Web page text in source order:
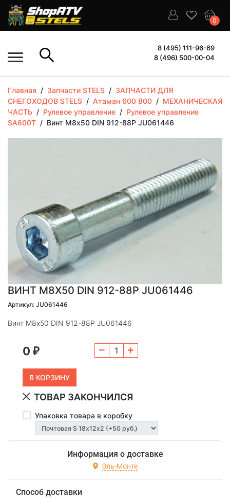
0
8 (495) 111-96-69
8 (496) 500-00-04
Главная / Запчасти STELS / ЗАПЧАСТИ ДЛЯ
СНЕГОХОДОВ STELS / Атаман 600 800 / МЕХАНИЧЕСКАЯ
ЧАСТЬ / Рулевое управление / Рулевое управление
SA600T / Винт М8х50 DIN 912-88P JU061446
ВИНТ М8Х50 DIN 912-88P JU061446
Артикул: JU061446
Винт М8х50 DIN 912-88P JU061446
0 ₽
ТОВАР ЗАКОНЧИЛСЯ
Упаковка товара в коробку
Информация о доставке
Эль-Монте
Способ доставки